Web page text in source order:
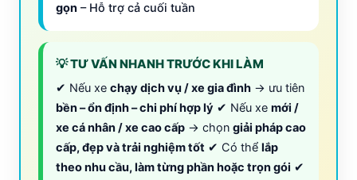
gọn – Hỗ trợ cả cuối tuần
💡 TƯ VẤN NHANH TRƯỚC KHI LÀM
✔ Nếu xe chạy dịch vụ / xe gia đình → ưu tiên
bền – ổn định – chi phí hợp lý ✔ Nếu xe mới /
xe cá nhân / xe cao cấp → chọn giải pháp cao
cấp, đẹp và trải nghiệm tốt ✔ Có thể lắp
theo nhu cầu, làm từng phần hoặc trọn gói ✔